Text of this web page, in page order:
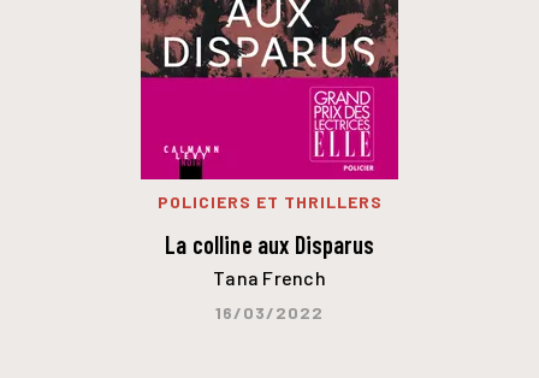
POLICIERS ET THRILLERS
La colline aux Disparus
Tana French
16/03/2022